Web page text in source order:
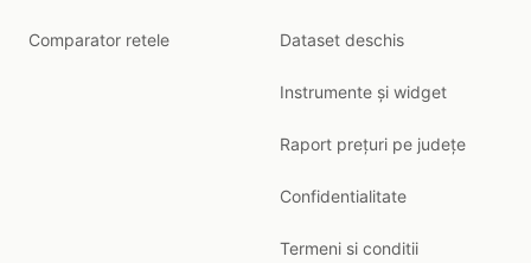
Comparator retele Dataset deschis
Instrumente și widget
Raport prețuri pe județe
Confidentialitate
Termeni si conditii